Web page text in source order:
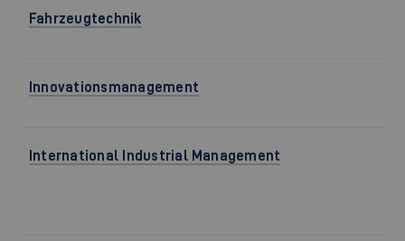
Fahrzeugtechnik
Innovationsmanagement
International Industrial Management